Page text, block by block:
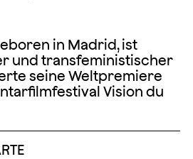
in Madrid, ist
und transfeministischer
seine Weltpremiere
Vision du